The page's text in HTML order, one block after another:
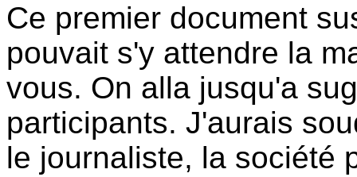
Ce premier document
pouvait s'y attendre la
vous. On alla jusqu'a
participants. J'aurais
le journaliste, la société